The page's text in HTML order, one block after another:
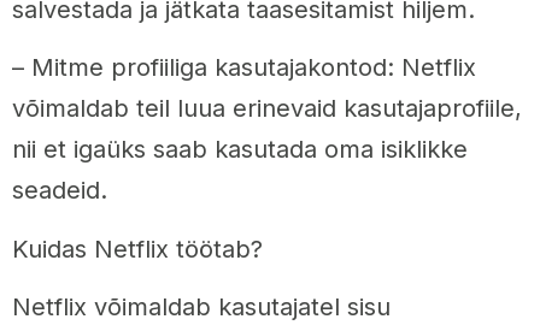
salvestada ja jätkata taasesitamist hiljem.
– Mitme profiiliga kasutajakontod: Netflix
võimaldab teil luua erinevaid kasutajaprofiile,
nii et igaüks saab kasutada oma isiklikke
seadeid.
Kuidas Netflix töötab?
Netflix võimaldab kasutajatel sisu